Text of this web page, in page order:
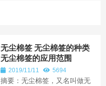
无尘棉签 无尘棉签的种类
无尘棉签的应用范围
2019/11/11 5694
摘要：无尘棉签，又名叫做无